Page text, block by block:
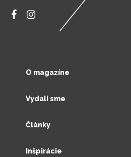
O magazíne
Vydali sme
Články
Inšpirácie